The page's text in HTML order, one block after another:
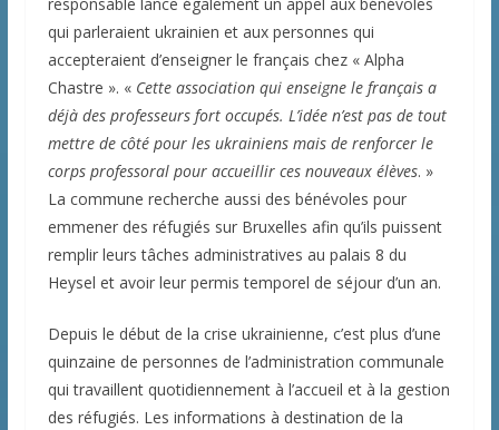
responsable lance également un appel aux bénévoles
qui parleraient ukrainien et aux personnes qui
accepteraient d’enseigner le français chez « Alpha
Chastre ». « Cette association qui enseigne le français a
déjà des professeurs fort occupés. L’idée n’est pas de tout
mettre de côté pour les ukrainiens mais de renforcer le
corps professoral pour accueillir ces nouveaux élèves. »
La commune recherche aussi des bénévoles pour
emmener des réfugiés sur Bruxelles afin qu’ils puissent
remplir leurs tâches administratives au palais 8 du
Heysel et avoir leur permis temporel de séjour d’un an.
Depuis le début de la crise ukrainienne, c’est plus d’une
quinzaine de personnes de l’administration communale
qui travaillent quotidiennement à l’accueil et à la gestion
des réfugiés. Les informations à destination de la